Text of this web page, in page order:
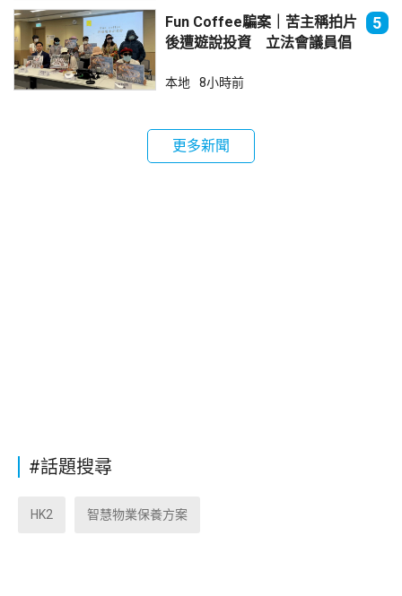
Fun Coffee騙案｜苦主稱拍片
後遭遊說投資 立法會議員倡
5
本地 8小時前
更多新聞
#話題搜尋
HK2 智慧物業保養方案